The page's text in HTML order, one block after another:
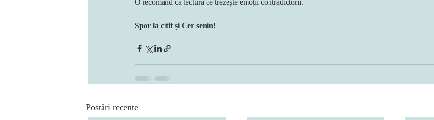
O recomand ca lectură ce trezește emoții contradictorii.
Spor la citit și Cer senin!
Postări recente